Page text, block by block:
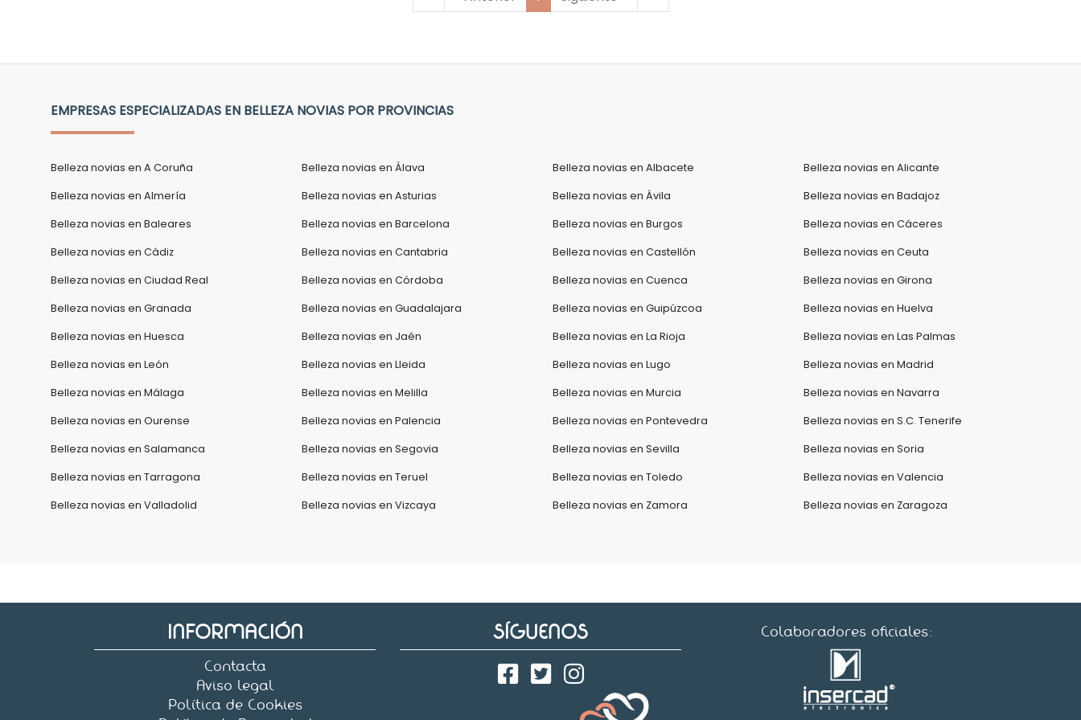
EMPRESAS ESPECIALIZADAS EN BELLEZA NOVIAS POR PROVINCIAS
Belleza novias en A Coruña Belleza novias en Álava Belleza novias en Albacete Belleza novias en Alicante
Belleza novias en Almería Belleza novias en Asturias Belleza novias en Ávila Belleza novias en Badajoz
Belleza novias en Baleares Belleza novias en Barcelona Belleza novias en Burgos Belleza novias en Cáceres
Belleza novias en Cádiz Belleza novias en Cantabria Belleza novias en Castellón Belleza novias en Ceuta
Belleza novias en Ciudad Real Belleza novias en Córdoba Belleza novias en Cuenca Belleza novias en Girona
Belleza novias en Granada Belleza novias en Guadalajara Belleza novias en Guipúzcoa Belleza novias en Huelva
Belleza novias en Huesca Belleza novias en Jaén Belleza novias en La Rioja Belleza novias en Las Palmas
Belleza novias en León Belleza novias en Lleida Belleza novias en Lugo Belleza novias en Madrid
Belleza novias en Málaga Belleza novias en Melilla Belleza novias en Murcia Belleza novias en Navarra
Belleza novias en Ourense Belleza novias en Palencia Belleza novias en Pontevedra Belleza novias en S.C. Tenerife
Belleza novias en Salamanca Belleza novias en Segovia Belleza novias en Sevilla Belleza novias en Soria
Belleza novias en Tarragona Belleza novias en Teruel Belleza novias en Toledo Belleza novias en Valencia
Belleza novias en Valladolid Belleza novias en Vizcaya Belleza novias en Zamora Belleza novias en Zaragoza
INFORMACIÓN
Contacta
Aviso legal
Política de Cookies
SÍGUENOS Colaboradores oficiales: